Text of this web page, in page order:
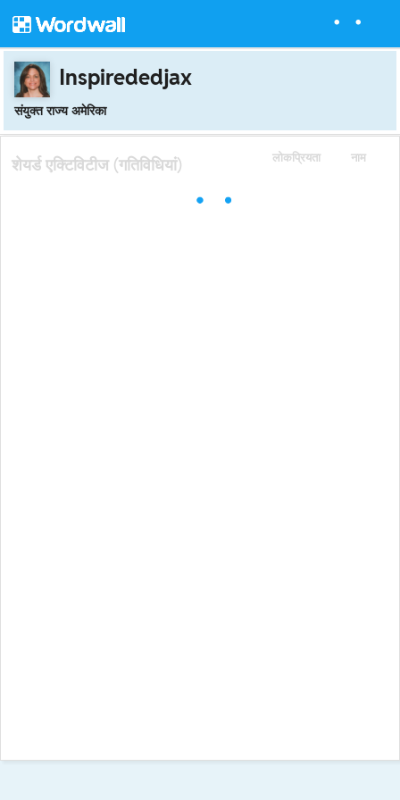
Inspirededjax
संयुक्त राज्य अमेरिका
लोकप्रियता नाम
शेयर्ड एक्टिविटीज (गतिविधियां)